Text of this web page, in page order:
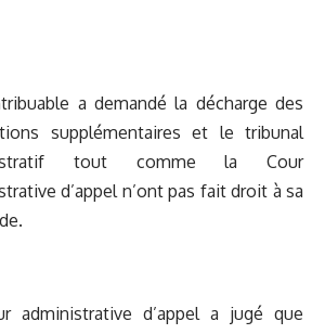
a demandé la décharge des
supplémentaires et le tribunal
tout comme la Cour
d’appel n’ont pas fait droit à sa
administrative d’appel a jugé que